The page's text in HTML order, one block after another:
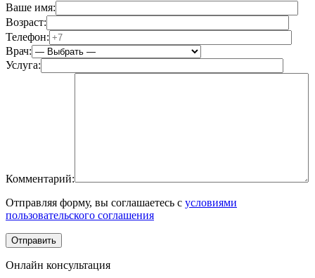
Ваше имя:
Возраст:
Телефон:
Врач:
Услуга:
Комментарий:
Отправляя форму, вы соглашаетесь с условиями
пользовательского соглашения
Онлайн консультация